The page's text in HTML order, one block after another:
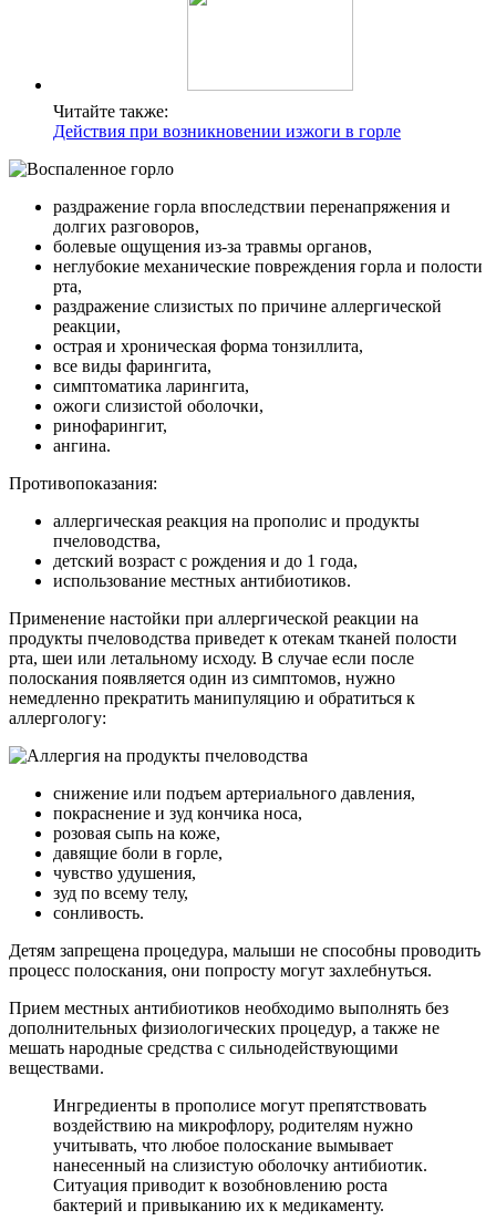
Читайте также:
Действия при возникновении изжоги в горле
раздражение горла впоследствии перенапряжения и
долгих разговоров,
болевые ощущения из-за травмы органов,
неглубокие механические повреждения горла и полости
рта,
раздражение слизистых по причине аллергической
реакции,
острая и хроническая форма тонзиллита,
все виды фарингита,
симптоматика ларингита,
ожоги слизистой оболочки,
ринофарингит,
ангина.
Противопоказания:
аллергическая реакция на прополис и продукты
пчеловодства,
детский возраст с рождения и до 1 года,
использование местных антибиотиков.
Применение настойки при аллергической реакции на
продукты пчеловодства приведет к отекам тканей полости
рта, шеи или летальному исходу. В случае если после
полоскания появляется один из симптомов, нужно
немедленно прекратить манипуляцию и обратиться к
аллергологу:
снижение или подъем артериального давления,
покраснение и зуд кончика носа,
розовая сыпь на коже,
давящие боли в горле,
чувство удушения,
зуд по всему телу,
сонливость.
Детям запрещена процедура, малыши не способны проводить
процесс полоскания, они попросту могут захлебнуться.
Прием местных антибиотиков необходимо выполнять без
дополнительных физиологических процедур, а также не
мешать народные средства с сильнодействующими
веществами.
Ингредиенты в прополисе могут препятствовать
воздействию на микрофлору, родителям нужно
учитывать, что любое полоскание вымывает
нанесенный на слизистую оболочку антибиотик.
Ситуация приводит к возобновлению роста
бактерий и привыканию их к медикаменту.